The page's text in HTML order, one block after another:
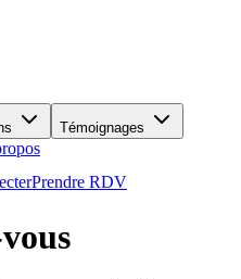
Témoignages
Prendre RDV